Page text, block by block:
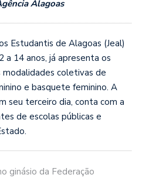
Alagoas
Estudantis de Alagoas (Jeal)
14 anos, já apresenta os
modalidades coletivas de
e basquete feminino. A
seu terceiro dia, conta com a
de escolas públicas e
ginásio da Federação